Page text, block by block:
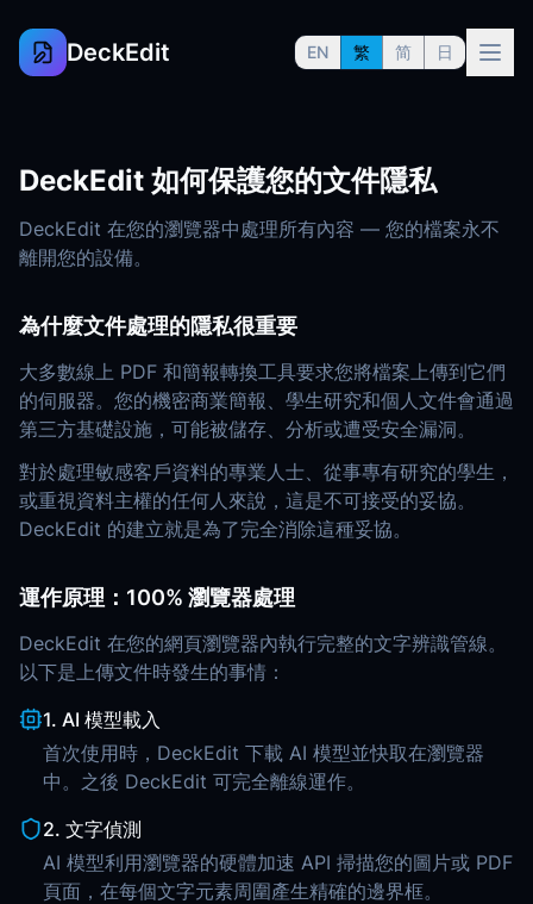
DeckEdit EN 繁 简 日
DeckEdit 如何保護您的文件隱私
DeckEdit 在您的瀏覽器中處理所有內容 — 您的檔案永不
離開您的設備。
為什麼文件處理的隱私很重要
大多數線上 PDF 和簡報轉換工具要求您將檔案上傳到它們
的伺服器。您的機密商業簡報、學生研究和個人文件會通過
第三方基礎設施，可能被儲存、分析或遭受安全漏洞。
對於處理敏感客戶資料的專業人士、從事專有研究的學生，
或重視資料主權的任何人來說，這是不可接受的妥協。
DeckEdit 的建立就是為了完全消除這種妥協。
運作原理：100% 瀏覽器處理
DeckEdit 在您的網頁瀏覽器內執行完整的文字辨識管線。
以下是上傳文件時發生的事情：
1. AI 模型載入
首次使用時，DeckEdit 下載 AI 模型並快取在瀏覽器
中。之後 DeckEdit 可完全離線運作。
2. 文字偵測
AI 模型利用瀏覽器的硬體加速 API 掃描您的圖片或 PDF
頁面，在每個文字元素周圍產生精確的邊界框。